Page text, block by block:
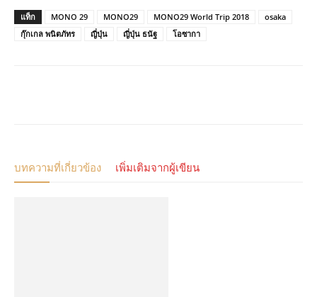
แท็ก MONO 29 MONO29 MONO29 World Trip 2018
osaka
กุ๊กเกล พนิตภัทร
ญี่ปุ่น ญี่ปุ่น ธนัฐ โอซากา
บทความที่เกี่ยวข้อง เพิ่มเติมจากผู้เขียน